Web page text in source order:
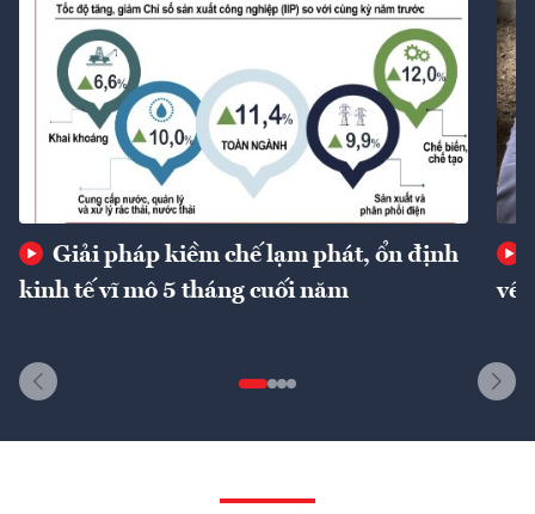
Giải pháp kiềm chế lạm phát, ổn định
kinh tế vĩ mô 5 tháng cuối năm
về